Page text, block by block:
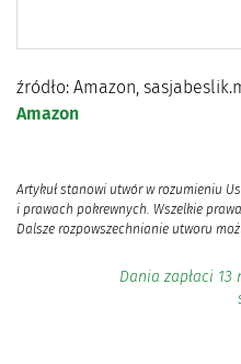
źródło: Amazon,
Amazon
Artykuł stanowi utwór w rozumieniu
i prawach pokrewnych. Wszelkie
Dalsze rozpowszechnianie utworu
Dania zapłaci